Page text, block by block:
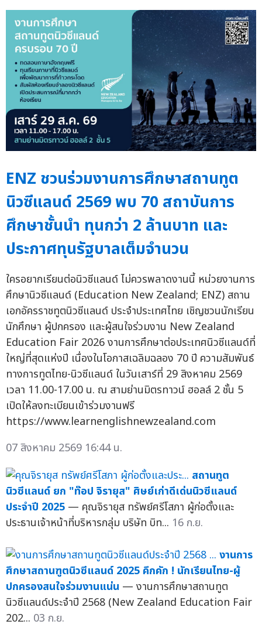
ENZ ชวนร่วมงานการศึกษาสถานทูต
นิวซีแลนด์ 2569 พบ 70 สถาบันการ
ศึกษาชั้นนำ ทุนกว่า 2 ล้านบาท และ
ประกาศทุนรัฐบาลเต็มจำนวน
ใครอยากเรียนต่อนิวซีแลนด์ ไม่ควรพลาดงานนี้ หน่วยงานการ
ศึกษานิวซีแลนด์ (Education New Zealand; ENZ) สถาน
เอกอัครราชทูตนิวซีแลนด์ ประจำประเทศไทย เชิญชวนนักเรียน
นักศึกษา ผู้ปกครอง และผู้สนใจร่วมงาน New Zealand
Education Fair 2026 งานการศึกษาต่อประเทศนิวซีแลนด์ที่
ใหญ่ที่สุดแห่งปี เนื่องในโอกาสเฉลิมฉลอง 70 ปี ความสัมพันธ์
ทางการทูตไทย-นิวซีแลนด์ ในวันเสาร์ที่ 29 สิงหาคม 2569
เวลา 11.00-17.00 น. ณ สามย่านมิตรทาวน์ ฮอลล์ 2 ชั้น 5
เปิดให้ลงทะเบียนเข้าร่วมงานฟรี
https://www.learnenglishnewzealand.com
07 สิงหาคม 2569 16:44 น.
สถานทูต
นิวซีแลนด์ ยก "ท๊อป จิรายุส" ศิษย์เก่าดีเด่นนิวซีแลนด์
ประจำปี 2025 — คุณจิรายุส ทรัพย์ศรีโสภา ผู้ก่อตั้งและ
ประธานเจ้าหน้าที่บริหารกลุ่ม บริษัท บิท... 16 ก.ย.
งานการ
ศึกษาสถานฑูตนิวซีแลนด์ 2025 คึกคัก ! นักเรียนไทย-ผู้
ปกครองสนใจร่วมงานแน่น — งานการศึกษาสถานทูต
นิวซีแลนด์ประจำปี 2568 (New Zealand Education Fair
202... 03 ก.ย.